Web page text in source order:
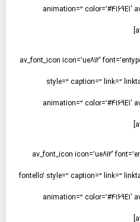
animation=” color=’#4169E1′
[av_font_icon icon=’ue812′
style=” caption=” link=”
animation=” color=’#4169E1′
[av_font_icon icon=’ue812′
fontello’ style=” caption=” link=”
animation=” color=’#4169E1′